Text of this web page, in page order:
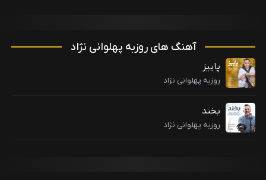
آهنگ های روزبه پهلوانی نژاد
پاییز
روزبه پهلوانی نژاد
بخند
روزبه پهلوانی نژاد